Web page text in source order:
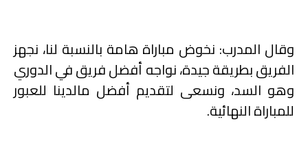
وقال المدرب: نخوض مباراة هامة بالنسبة لنا، نجهز
الفريق بطريقة جيدة، نواجه أفضل فريق في الدوري
وهو السد، ونسعى لتقديم أفضل مالدينا للعبور
للمباراة النهائية.